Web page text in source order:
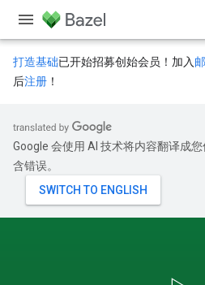
打造基础已开始招募创始会员！加入
后注册 ！
Google 会使用 AI 技术将内容翻译成
含错误。